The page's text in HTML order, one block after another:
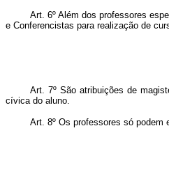
Art. 6º Além dos professores
e Conferencistas para realização de
Art. 7º São atribuições de
cívica do aluno.
Art. 8º Os professores só podem